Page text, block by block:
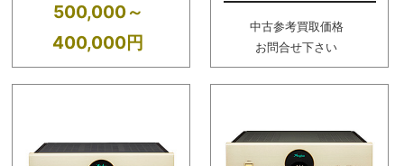
500,000～
400,000円
中古参考買取価格
お問合せ下さい